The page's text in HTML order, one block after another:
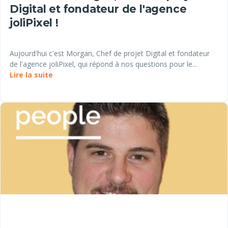
Digital et fondateur de l'agence
joliPixel !
Aujourd'hui c'est Morgan, Chef de projet Digital et fondateur
de l'agence joliPixel, qui répond à nos questions pour le...
Lire la suite